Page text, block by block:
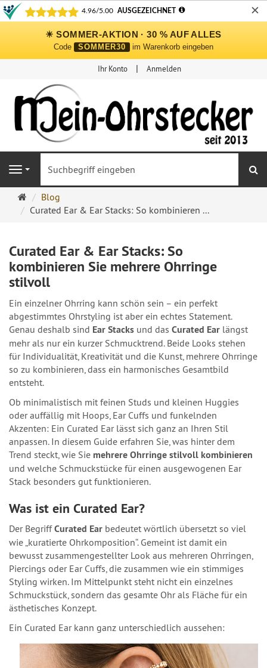
✕
☀ SOMMER-AKTION · 30 % AUF ALLES
Code SOMMER30 im Warenkorb eingeben
Ihr Konto Anmelden
Navigation
Ohrringe
Ohrstecker
Blog
Curated Ear & Ear Stacks: So kombinieren ...
Curated Ear & Ear Stacks: So
kombinieren Sie mehrere Ohrringe
stilvoll
Ein einzelner Ohrring kann schön sein – ein perfekt
abgestimmtes Ohrstyling ist aber ein echtes Statement.
Genau deshalb sind Ear Stacks und das Curated Ear längst
mehr als nur ein kurzer Schmucktrend. Beide Looks stehen
für Individualität, Kreativität und die Kunst, mehrere Ohrringe
so zu kombinieren, dass ein harmonisches Gesamtbild
entsteht.
Ob minimalistisch mit feinen Studs und kleinen Huggies
oder auffällig mit Hoops, Ear Cuffs und funkelnden
Akzenten: Ein Curated Ear lässt sich ganz an Ihren Stil
anpassen. In diesem Guide erfahren Sie, was hinter dem
Trend steckt, wie Sie mehrere Ohrringe stilvoll kombinieren
und welche Schmuckstücke für einen ausgewogenen Ear
Stack besonders gut funktionieren.
Was ist ein Curated Ear?
Der BegriffCurated Ear bedeutet wörtlich übersetzt so viel
wie „kuratierte Ohrkomposition“. Gemeint ist damit ein
bewusst zusammengestellter Look aus mehreren Ohrringen,
Piercings oder Ear Cuffs, die zusammen wie ein stimmiges
Styling wirken. Im Mittelpunkt steht nicht ein einzelnes
Schmuckstück, sondern das gesamte Ohr als Fläche für ein
ästhetisches Konzept.
Ein Curated Ear kann ganz unterschiedlich aussehen: